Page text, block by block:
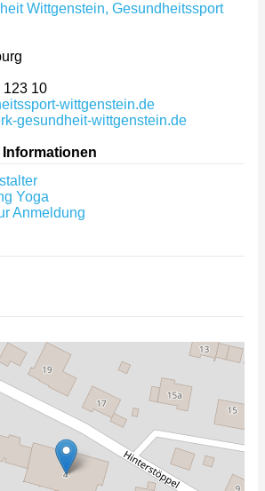
Wittgenstein, Gesundheitssport
123 10
wittgenstein.de
gesundheit-wittgenstein.de
Informationen
Yoga
Anmeldung